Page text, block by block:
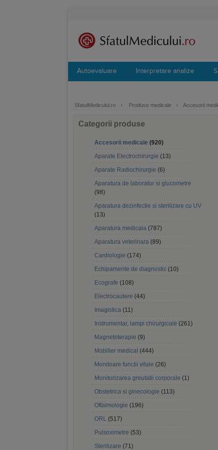
Autoevaluare Interpretare analize
SfatulMedicului.ro › Produse medicale › Accesorii
Categorii produse
Accesorii medicale (920)
Aparate Electrochirurgie (13)
Aparate Radiochirurgie (6)
Aparatura de laborator si glucometre
(98)
Aparatura dezinfectie si sterilizare cu UV
(13)
Aparatura medicala (787)
Aparatura veterinara (89)
Cardiologie (174)
Echipamente de diagnostic (10)
Ecografe (108)
Electrocautere (44)
Imagistica (11)
Instrumentar, lampi chirurgicale (261)
Magnetoterapie (9)
Mobilier medical (444)
Monitoare functii vitale (26)
Monitorizarea greutatii corporale (1)
Obstetrica si ginecologie (113)
Oftalmologie (196)
ORL (517)
Pulsoximetre (53)
Sterilizare (71)